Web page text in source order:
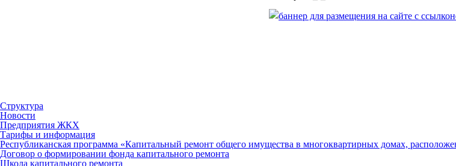
Структура
Новости
Предприятия ЖКХ
Тарифы и информация
Республиканская программа «Капитальный ремонт общего имущества в многоквартирных домах,
Договор о формировании фонда капитального ремонта
Школа капитального ремонта